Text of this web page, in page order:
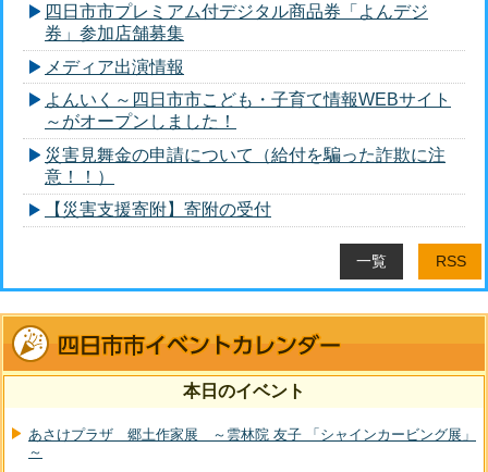
四日市市プレミアム付デジタル商品券「よんデジ
券」参加店舗募集
メディア出演情報
よんいく～四日市市こども・子育て情報WEBサイト
～がオープンしました！
災害見舞金の申請について（給付を騙った詐欺に注
意！！）
【災害支援寄附】寄附の受付
一覧 RSS
本日のイベント
あさけプラザ 郷土作家展 ～雲林院 友子 「シャインカービング展」
～